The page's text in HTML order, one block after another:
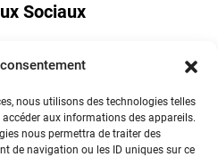
nous utilisons des technologies telles
aux informations des appareils.
nous permettra de traiter des
de navigation ou les ID uniques sur ce
Sociaux
Instagram